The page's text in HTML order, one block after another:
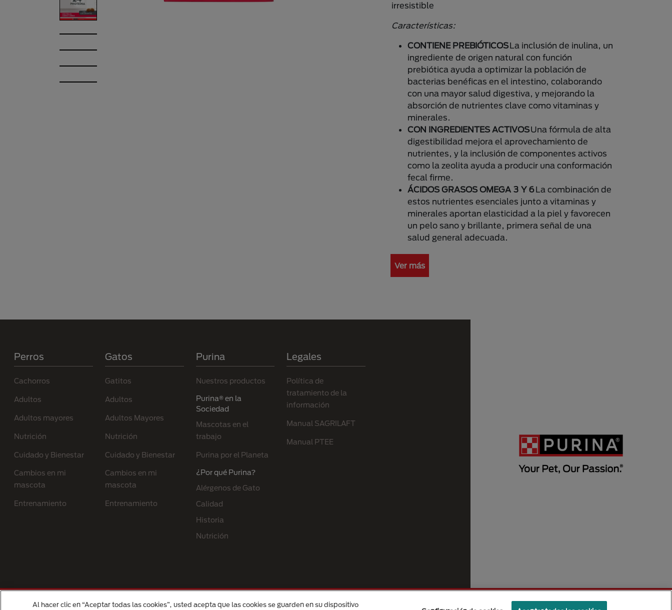
irresistible
Características:
CONTIENE PREBIÓTICOSLa inclusión de inulina, un
ingrediente de origen natural con función
prebiótica ayuda a optimizar la población de
bacterias benéficas en el intestino, colaborando
con una mayor salud digestiva, y mejorando la
absorción de nutrientes clave como vitaminas y
minerales.
CON INGREDIENTES ACTIVOSUna fórmula de alta
digestibilidad mejora el aprovechamiento de
nutrientes, y la inclusión de componentes activos
como la zeolita ayuda a producir una conformación
fecal firme.
ÁCIDOS GRASOS OMEGA 3 Y 6La combinación de
estos nutrientes esenciales junto a vitaminas y
minerales aportan elasticidad a la piel y favorecen
un pelo sano y brillante, primera señal de una
salud general adecuada.
Ver más
Perros
Cachorros
Adultos
Adultos mayores
Nutrición
Cuidado y Bienestar
Cambios en mi
mascota
Entrenamiento
Gatos
Gatitos
Adultos
Adultos Mayores
Nutrición
Cuidado y Bienestar
Cambios en mi
mascota
Entrenamiento
Purina
Nuestros productos
Purina® en la
Sociedad
Mascotas en el
trabajo
Purina por el Planeta
¿Por qué Purina?
Alérgenos de Gato
Calidad
Historia
Nutrición
Legales
Política de
tratamiento de la
información
Manual SAGRILAFT
Manual PTEE
Al hacer clic en “Aceptar todas las cookies”, usted acepta que las cookies se guarden en su dispositivo